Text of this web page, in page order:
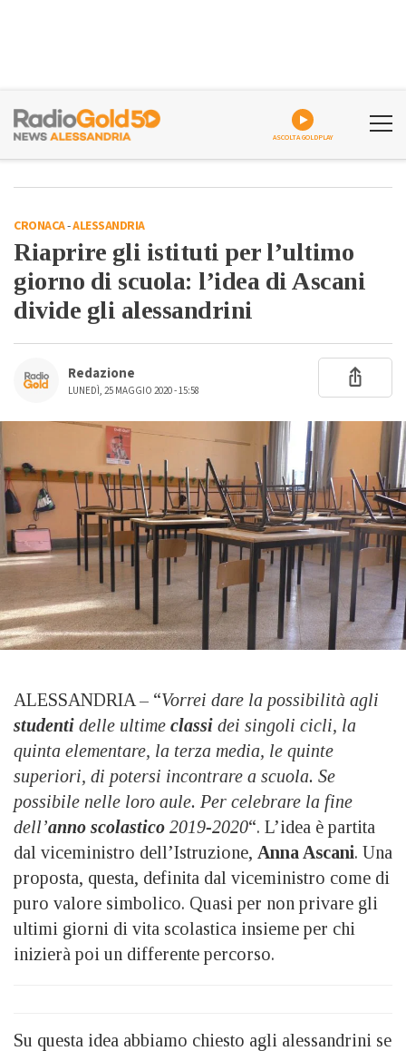
ASCOLTA GOLDPLAY
CRONACA-ALESSANDRIA
Riaprire gli istituti per l’ultimo
giorno di scuola: l’idea di Ascani
divide gli alessandrini
Redazione
LUNEDÌ, 25 MAGGIO 2020 - 15:58
ALESSANDRIA – “Vorrei dare la possibilità agli
studenti delle ultime classi dei singoli cicli, la
quinta elementare, la terza media, le quinte
superiori, di potersi incontrare a scuola. Se
possibile nelle loro aule. Per celebrare la fine
dell’anno scolastico 2019-2020“. L’idea è partita
dal viceministro dell’Istruzione, Anna Ascani. Una
proposta, questa, definita dal viceministro come di
puro valore simbolico. Quasi per non privare gli
ultimi giorni di vita scolastica insieme per chi
inizierà poi un differente percorso.
Su questa idea abbiamo chiesto agli alessandrini se